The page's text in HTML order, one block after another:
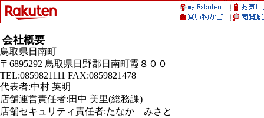
会社概要
鳥取県日南町
〒6895292 鳥取県日野郡日南町霞８００
TEL:0859821111 FAX:0859821478
代表者:中村 英明
店舗運営責任者:田中 美里(総務課)
店舗セキュリティ責任者:たなか みさと